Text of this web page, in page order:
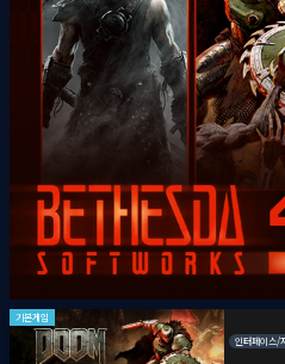
기본게임
인터페이스/